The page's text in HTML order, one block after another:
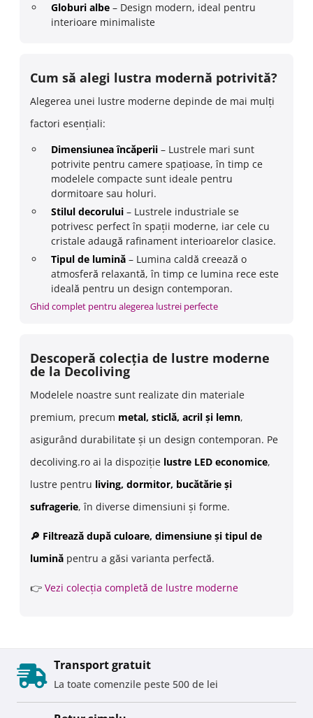
Globuri albe – Design modern, ideal pentru
interioare minimaliste
Cum să alegi lustra modernă potrivită?
Alegerea unei lustre moderne depinde de mai mulți
factori esențiali:
Dimensiunea încăperii – Lustrele mari sunt
potrivite pentru camere spațioase, în timp ce
modelele compacte sunt ideale pentru
dormitoare sau holuri.
Stilul decorului – Lustrele industriale se
potrivesc perfect în spații moderne, iar cele cu
cristale adaugă rafinament interioarelor clasice.
Tipul de lumină – Lumina caldă creează o
atmosferă relaxantă, în timp ce lumina rece este
ideală pentru un design contemporan.
Ghid complet pentru alegerea lustrei perfecte
Descoperă colecția de lustre moderne
de la Decoliving
Modelele noastre sunt realizate din materiale
premium, precum metal, sticlă, acril și lemn,
asigurând durabilitate și un design contemporan. Pe
decoliving.ro ai la dispoziție lustre LED economice,
lustre pentru living, dormitor, bucătărie și
sufragerie, în diverse dimensiuni și forme.
🔎 Filtrează după culoare, dimensiune și tipul de
lumină pentru a găsi varianta perfectă.
👉 Vezi colecția completă de lustre moderne
Transport gratuit
La toate comenzile peste 500 de lei